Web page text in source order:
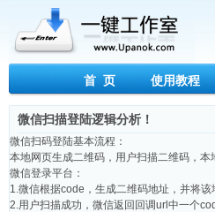
首 页 使用教程
微信扫描登陆逻辑分析！
微信扫码登陆基本流程：
本地网页生成二维码，用户扫描二维码，本
微信登录平台：
1.微信根据code，生成二维码地址，并将该
2.用户扫描成功，微信返回回调url中一个